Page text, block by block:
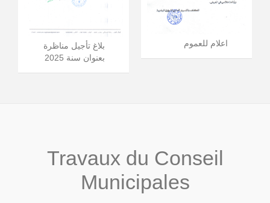
بلاغ تأجيل مناظرة
بعنوان سنة 2025
اعلام للعموم
Travaux du Conseil
Municipales